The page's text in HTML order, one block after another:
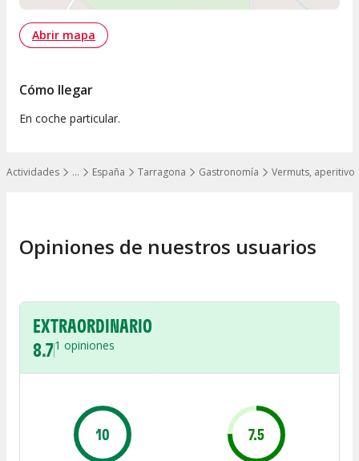
…
Mostrar todos los niveles
Actividades España Tarragona Gastronomía Vermuts,
Abrir mapa
Cómo llegar
En coche particular.
Opiniones de nuestros usuarios
EXTRAORDINARIO
8.71 opiniones
10 7.5